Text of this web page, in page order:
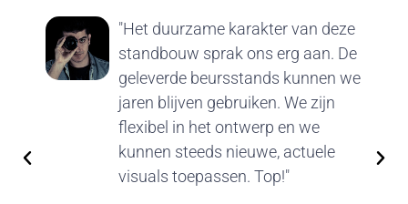
"Het duurzame karakter van deze
standbouw sprak ons erg aan. De
geleverde beursstands kunnen we
jaren blijven gebruiken. We zijn
flexibel in het ontwerp en we
kunnen steeds nieuwe, actuele
visuals toepassen. Top!"